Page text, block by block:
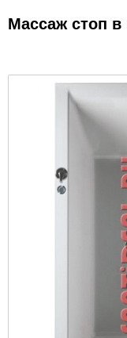
Массаж стоп в